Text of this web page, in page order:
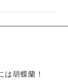
は胡蝶蘭！